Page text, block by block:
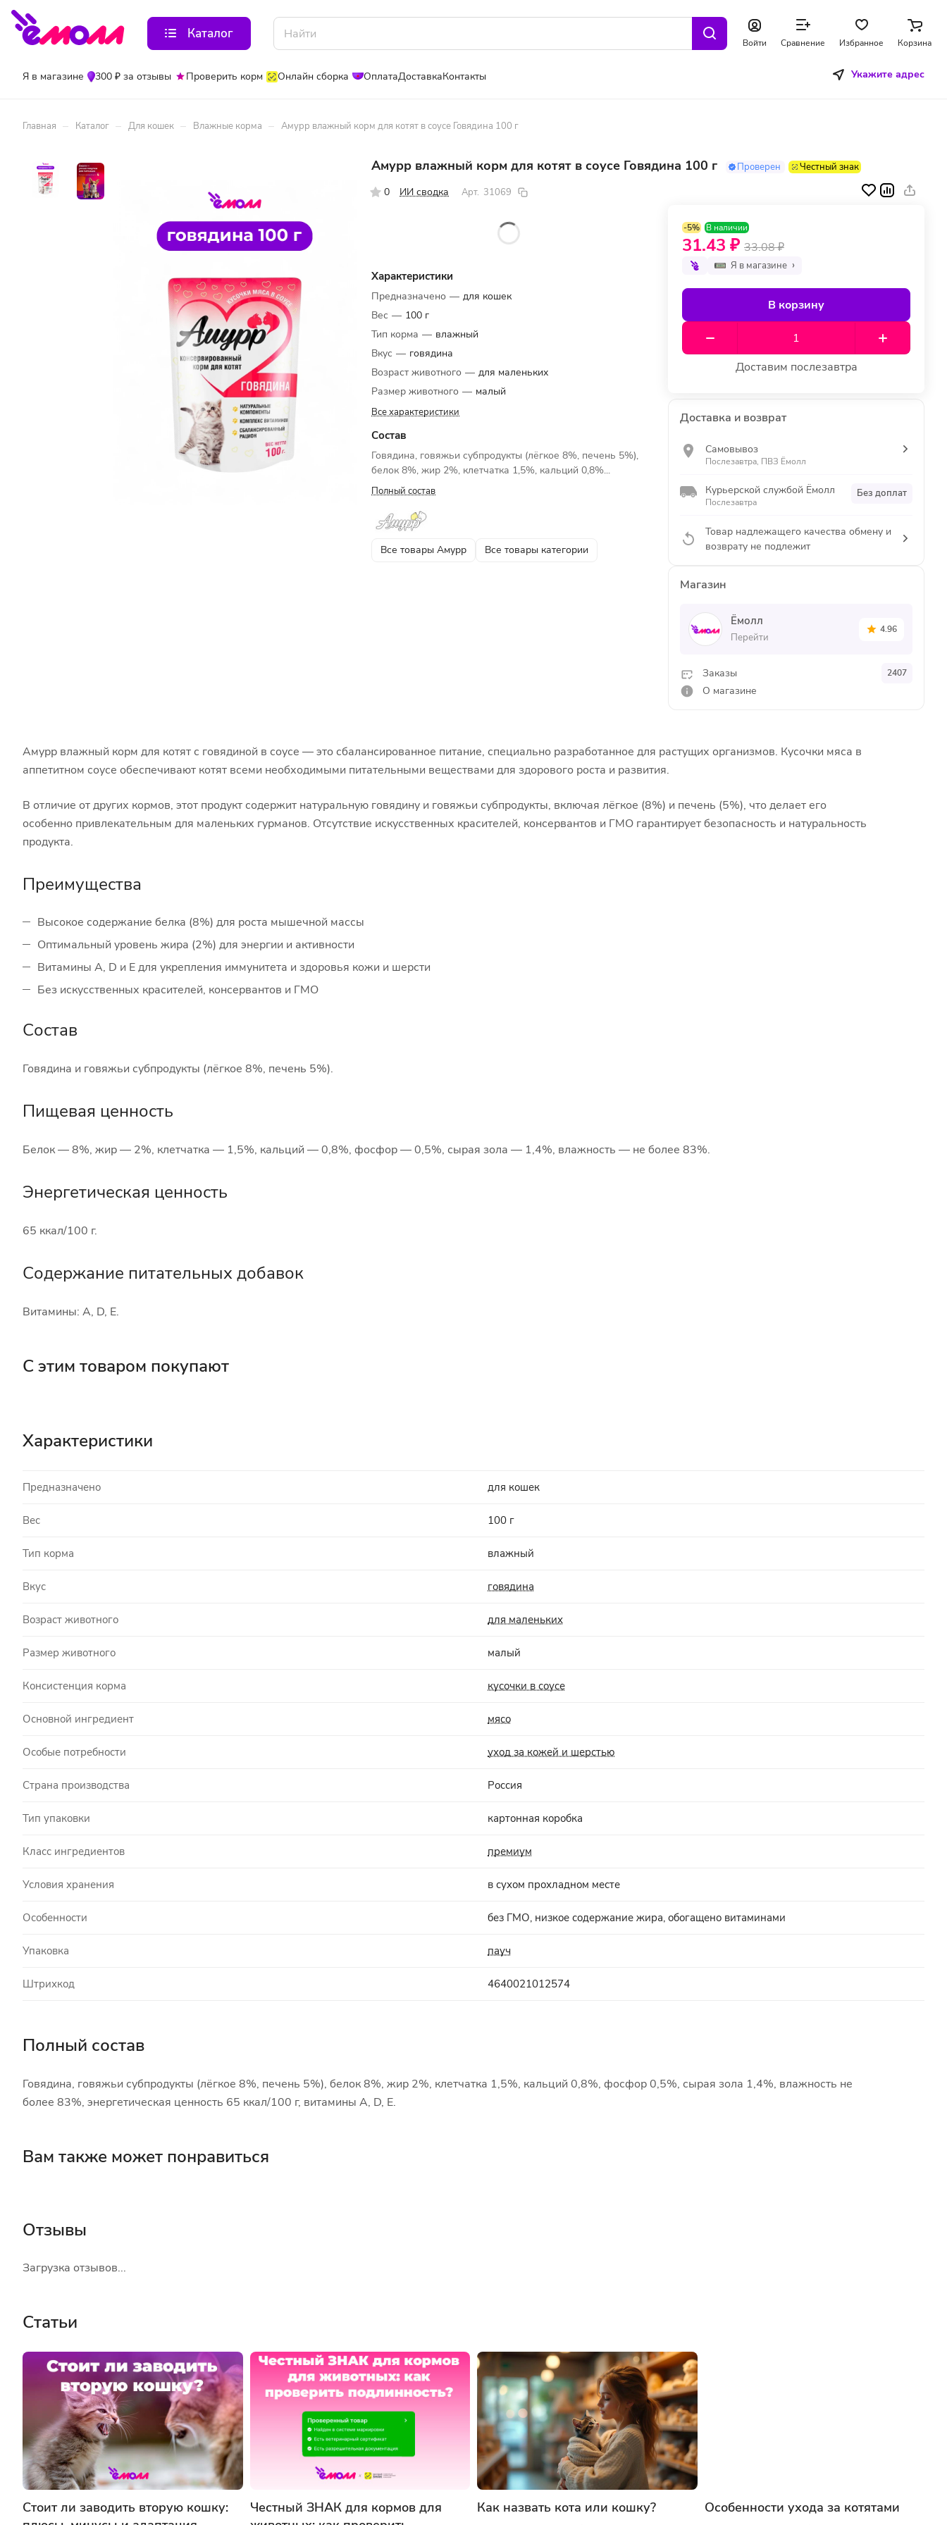
Каталог
Войти Сравнение Избранное Корзина
Я в магазине 300 ₽ за отзывы Проверить корм Онлайн сборка ОплатаДоставкаКонтакты Укажите адрес
Главная – Каталог – Для кошек – Влажные корма – Амурр влажный корм для котят в соусе Говядина 100 г
Амурр влажный корм для котят в соусе Говядина 100 г Проверен Честный знак
0 ИИ сводка Арт. 31069
Характеристики
Предназначено — для кошек
Вес — 100 г
Тип корма — влажный
Вкус — говядина
Возраст животного — для маленьких
Размер животного — малый
Все характеристики
Состав
Говядина, говяжьи субпродукты (лёгкое 8%, печень 5%),
белок 8%, жир 2%, клетчатка 1,5%, кальций 0,8%...
Полный состав
Все товары Амурр Все товары категории
-5% В наличии
31.43 ₽ 33.08 ₽
Я в магазине
В корзину
Доставим послезавтра
Доставка и возврат
Самовывоз
Послезавтра, ПВЗ Ёмолл
Курьерской службой Ёмолл
Послезавтра
Без доплат
Товар надлежащего качества обмену и
возврату не подлежит
Магазин
Ёмолл
Перейти
4.96
Заказы 2407
О магазине
Амурр влажный корм для котят с говядиной в соусе — это сбалансированное питание, специально разработанное для растущих организмов. Кусочки мяса в
аппетитном соусе обеспечивают котят всеми необходимыми питательными веществами для здорового роста и развития.
В отличие от других кормов, этот продукт содержит натуральную говядину и говяжьи субпродукты, включая лёгкое (8%) и печень (5%), что делает его
особенно привлекательным для маленьких гурманов. Отсутствие искусственных красителей, консервантов и ГМО гарантирует безопасность и натуральность
продукта.
Преимущества
Высокое содержание белка (8%) для роста мышечной массы
Оптимальный уровень жира (2%) для энергии и активности
Витамины A, D и E для укрепления иммунитета и здоровья кожи и шерсти
Без искусственных красителей, консервантов и ГМО
Состав
Говядина и говяжьи субпродукты (лёгкое 8%, печень 5%).
Пищевая ценность
Белок — 8%, жир — 2%, клетчатка — 1,5%, кальций — 0,8%, фосфор — 0,5%, сырая зола — 1,4%, влажность — не более 83%.
Энергетическая ценность
65 ккал/100 г.
Содержание питательных добавок
Витамины: A, D, E.
С этим товаром покупают
Характеристики
Предназначено для кошек
Вес 100 г
Тип корма влажный
Вкус говядина
Возраст животного для маленьких
Размер животного малый
Консистенция корма кусочки в соусе
Основной ингредиент мясо
Особые потребности уход за кожей и шерстью
Страна производства Россия
Тип упаковки картонная коробка
Класс ингредиентов премиум
Условия хранения в сухом прохладном месте
Особенности без ГМО, низкое содержание жира, обогащено витаминами
Упаковка пауч
Штрихкод 4640021012574
Полный состав
Говядина, говяжьи субпродукты (лёгкое 8%, печень 5%), белок 8%, жир 2%, клетчатка 1,5%, кальций 0,8%, фосфор 0,5%, сырая зола 1,4%, влажность не
более 83%, энергетическая ценность 65 ккал/100 г, витамины A, D, E.
Вам также может понравиться
Отзывы
Загрузка отзывов...
Статьи
Стоит ли заводить вторую кошку:
Честный ЗНАК для кормов для
Как назвать кота или кошку? Особенности ухода за котятами